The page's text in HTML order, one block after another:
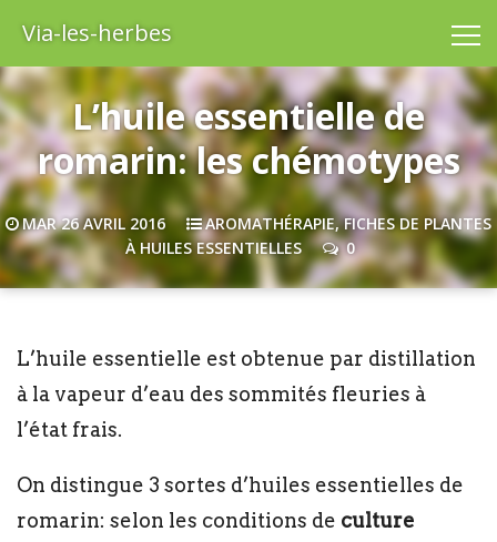
Via-les-herbes
L’huile essentielle de
romarin: les chémotypes
MAR 26 AVRIL 2016 AROMATHÉRAPIE,FICHES DE PLANTES
À HUILES ESSENTIELLES
0
L’huile essentielle est obtenue par distillation
à la vapeur d’eau des sommités fleuries à
l’état frais.
On distingue 3 sortes d’huiles essentielles de
romarin: selon les conditions de culture